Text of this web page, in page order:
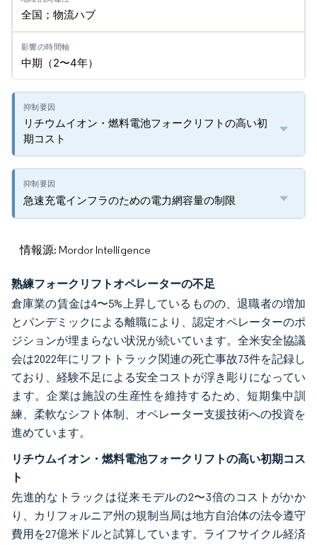
全国；物流ハブ
中期（2〜4年）
リチウムイオン・燃料電池フォークリフトの高い初
期コスト
急速充電インフラのための電力網容量の制限
情報源: Mordor Intelligence
熟練フォークリフトオペレーターの不足
倉庫業の賃金は4〜5%上昇しているものの、退職者の増加
とパンデミックによる離職により、認定オペレーターのポ
ジションが埋まらない状況が続いています。全米安全協議
会は2022年にリフトトラック関連の死亡事故73件を記録し
ており、経験不足による安全コストが浮き彫りになってい
ます。企業は施設の生産性を維持するため、短期集中訓
練、柔軟なシフト体制、オペレーター支援技術への投資を
進めています。
リチウムイオン・燃料電池フォークリフトの高い初期コス
ト
先進的なトラックは従来モデルの2〜3倍のコストがかか
り、カリフォルニア州の規制当局は地方自治体の法令遵守
費用を27億米ドルと試算しています。ライフサイクル経済